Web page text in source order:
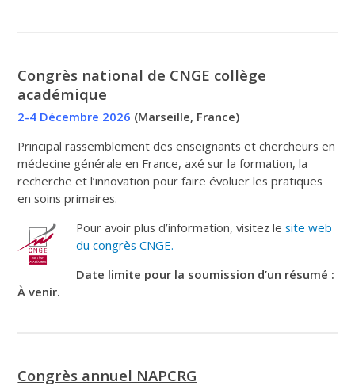
Congrès national de CNGE collège
académique
2-4 Décembre 2026 (Marseille, France)
Principal rassemblement des enseignants et chercheurs en
médecine générale en France, axé sur la formation, la
recherche et l’innovation pour faire évoluer les pratiques
en soins primaires.
Pour avoir plus d’information, visitez lesite web
du congrès CNGE.
Date limite pour la soumission d’un résumé :
À venir.
Congrès annuel NAPCRG